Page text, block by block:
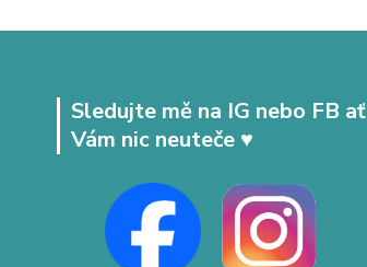
Sledujte mě na IG nebo FB ať
Vám nic neuteče ♥